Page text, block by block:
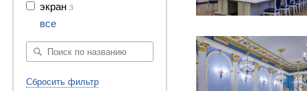
экран 3
все
Сбросить фильтр
27 фото